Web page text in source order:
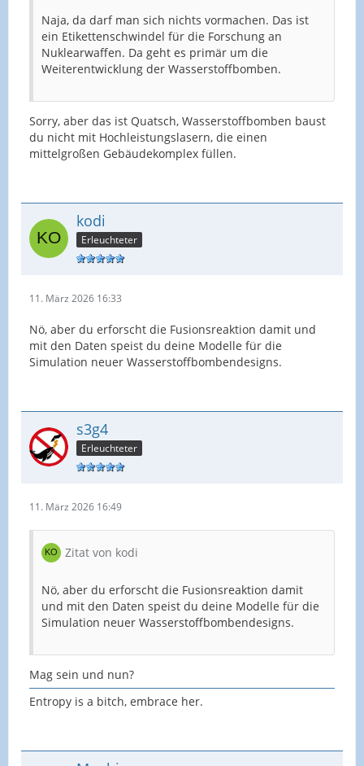
Naja, da darf man sich nichts vormachen. Das ist
ein Etikettenschwindel für die Forschung an
Nuklearwaffen. Da geht es primär um die
Weiterentwicklung der Wasserstoffbomben.
Sorry, aber das ist Quatsch, Wasserstoffbomben baust
du nicht mit Hochleistungslasern, die einen
mittelgroßen Gebäudekomplex füllen.
kodi
Erleuchteter
11. März 2026 16:33
Nö, aber du erforscht die Fusionsreaktion damit und
mit den Daten speist du deine Modelle für die
Simulation neuer Wasserstoffbombendesigns.
s3g4
Erleuchteter
11. März 2026 16:49
Zitat von kodi
Nö, aber du erforscht die Fusionsreaktion damit
und mit den Daten speist du deine Modelle für die
Simulation neuer Wasserstoffbombendesigns.
Mag sein und nun?
Entropy is a bitch, embrace her.